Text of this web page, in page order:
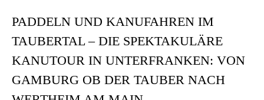
PADDELN UND KANUFAHREN IM
TAUBERTAL – DIE SPEKTAKULÄRE
KANUTOUR IN UNTERFRANKEN: VON
GAMBURG OB DER TAUBER NACH